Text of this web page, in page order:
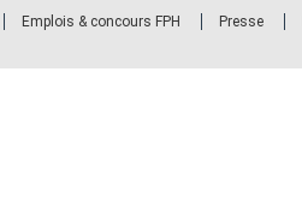
Emplois & concours FPH Presse